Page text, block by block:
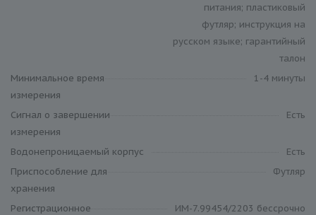
питания; пластиковый
футляр; инструкция на
русском языке; гарантийный
талон
Минимальное время
измерения
1-4 минуты
Сигнал о завершении
измерения
Есть
Водонепроницаемый корпус
Есть
Приспособление для
хранения
Футляр
Регистрационное
ИМ-7.99454/2203 бессрочно